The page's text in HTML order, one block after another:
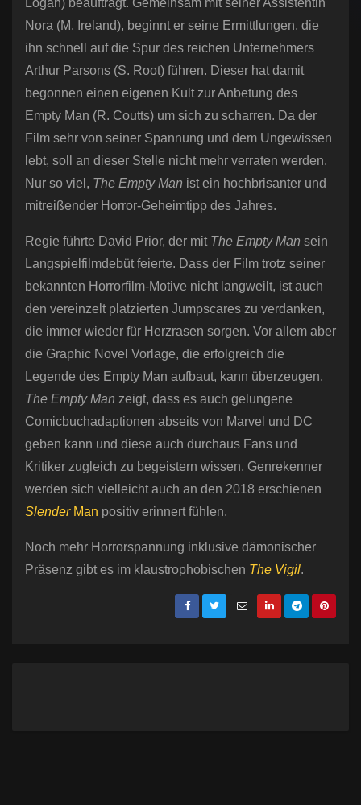
Logan) beauftragt. Gemeinsam mit seiner Assistentin
Nora (M. Ireland), beginnt er seine Ermittlungen, die
ihn schnell auf die Spur des reichen Unternehmers
Arthur Parsons (S. Root) führen. Dieser hat damit
begonnen einen eigenen Kult zur Anbetung des
Empty Man (R. Coutts) um sich zu scharren. Da der
Film sehr von seiner Spannung und dem Ungewissen
lebt, soll an dieser Stelle nicht mehr verraten werden.
Nur so viel, The Empty Man ist ein hochbrisanter und
mitreißender Horror-Geheimtipp des Jahres.
Regie führte David Prior, der mit The Empty Man sein
Langspielfilmdebüt feierte. Dass der Film trotz seiner
bekannten Horrorfilm-Motive nicht langweilt, ist auch
den vereinzelt platzierten Jumpscares zu verdanken,
die immer wieder für Herzrasen sorgen. Vor allem aber
die Graphic Novel Vorlage, die erfolgreich die
Legende des Empty Man aufbaut, kann überzeugen.
The Empty Man zeigt, dass es auch gelungene
Comicbuchadaptionen abseits von Marvel und DC
geben kann und diese auch durchaus Fans und
Kritiker zugleich zu begeistern wissen. Genrekenner
werden sich vielleicht auch an den 2018 erschienen
Slender Man positiv erinnert fühlen.
Noch mehr Horrorspannung inklusive dämonischer
Präsenz gibt es im klaustrophobischen The Vigil.